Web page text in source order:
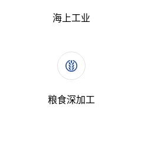
海上工业
粮食深加工